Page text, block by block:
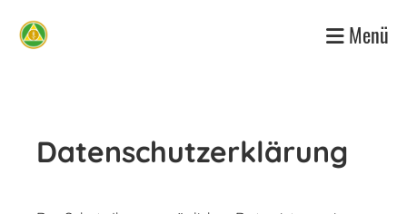
Menü
Datenschutzerklärung